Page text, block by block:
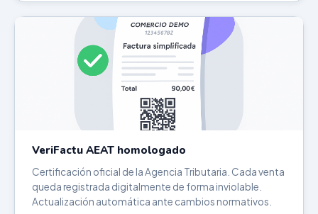
VeriFactu AEAT homologado
Certificación oficial de la Agencia Tributaria. Cada venta
queda registrada digitalmente de forma inviolable.
Actualización automática ante cambios normativos.